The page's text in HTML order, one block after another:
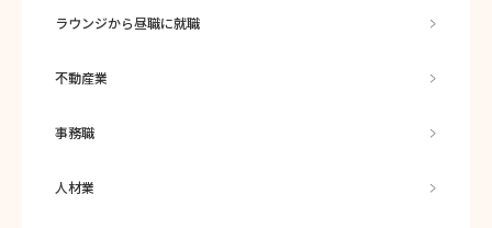
ラウンジから昼職に就職
不動産業
事務職
人材業